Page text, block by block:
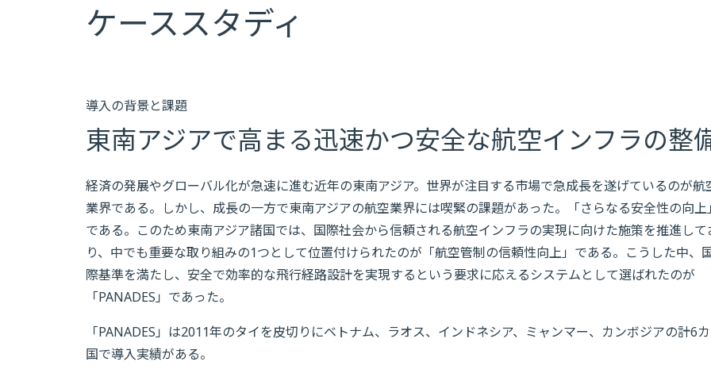
ケーススタディ
導入の背景と課題
東南アジアで高まる迅速かつ安全な航空インフラの整
経済の発展やグローバル化が急速に進む近年の東南アジア。世界が注目する市場で急成長を遂げているのが航
業界である。しかし、成長の一方で東南アジアの航空業界には喫緊の課題があった。「さらなる安全性の向上
である。このため東南アジア諸国では、国際社会から信頼される航空インフラの実現に向けた施策を推進して
り、中でも重要な取り組みの1つとして位置付けられたのが「航空管制の信頼性向上」である。こうした中、
際基準を満たし、安全で効率的な飛行経路設計を実現するという要求に応えるシステムとして選ばれたのが
「PANADES」であった。
「PANADES」は2011年のタイを皮切りにベトナム、ラオス、インドネシア、ミャンマー、カンボジアの計6カ
国で導入実績がある。